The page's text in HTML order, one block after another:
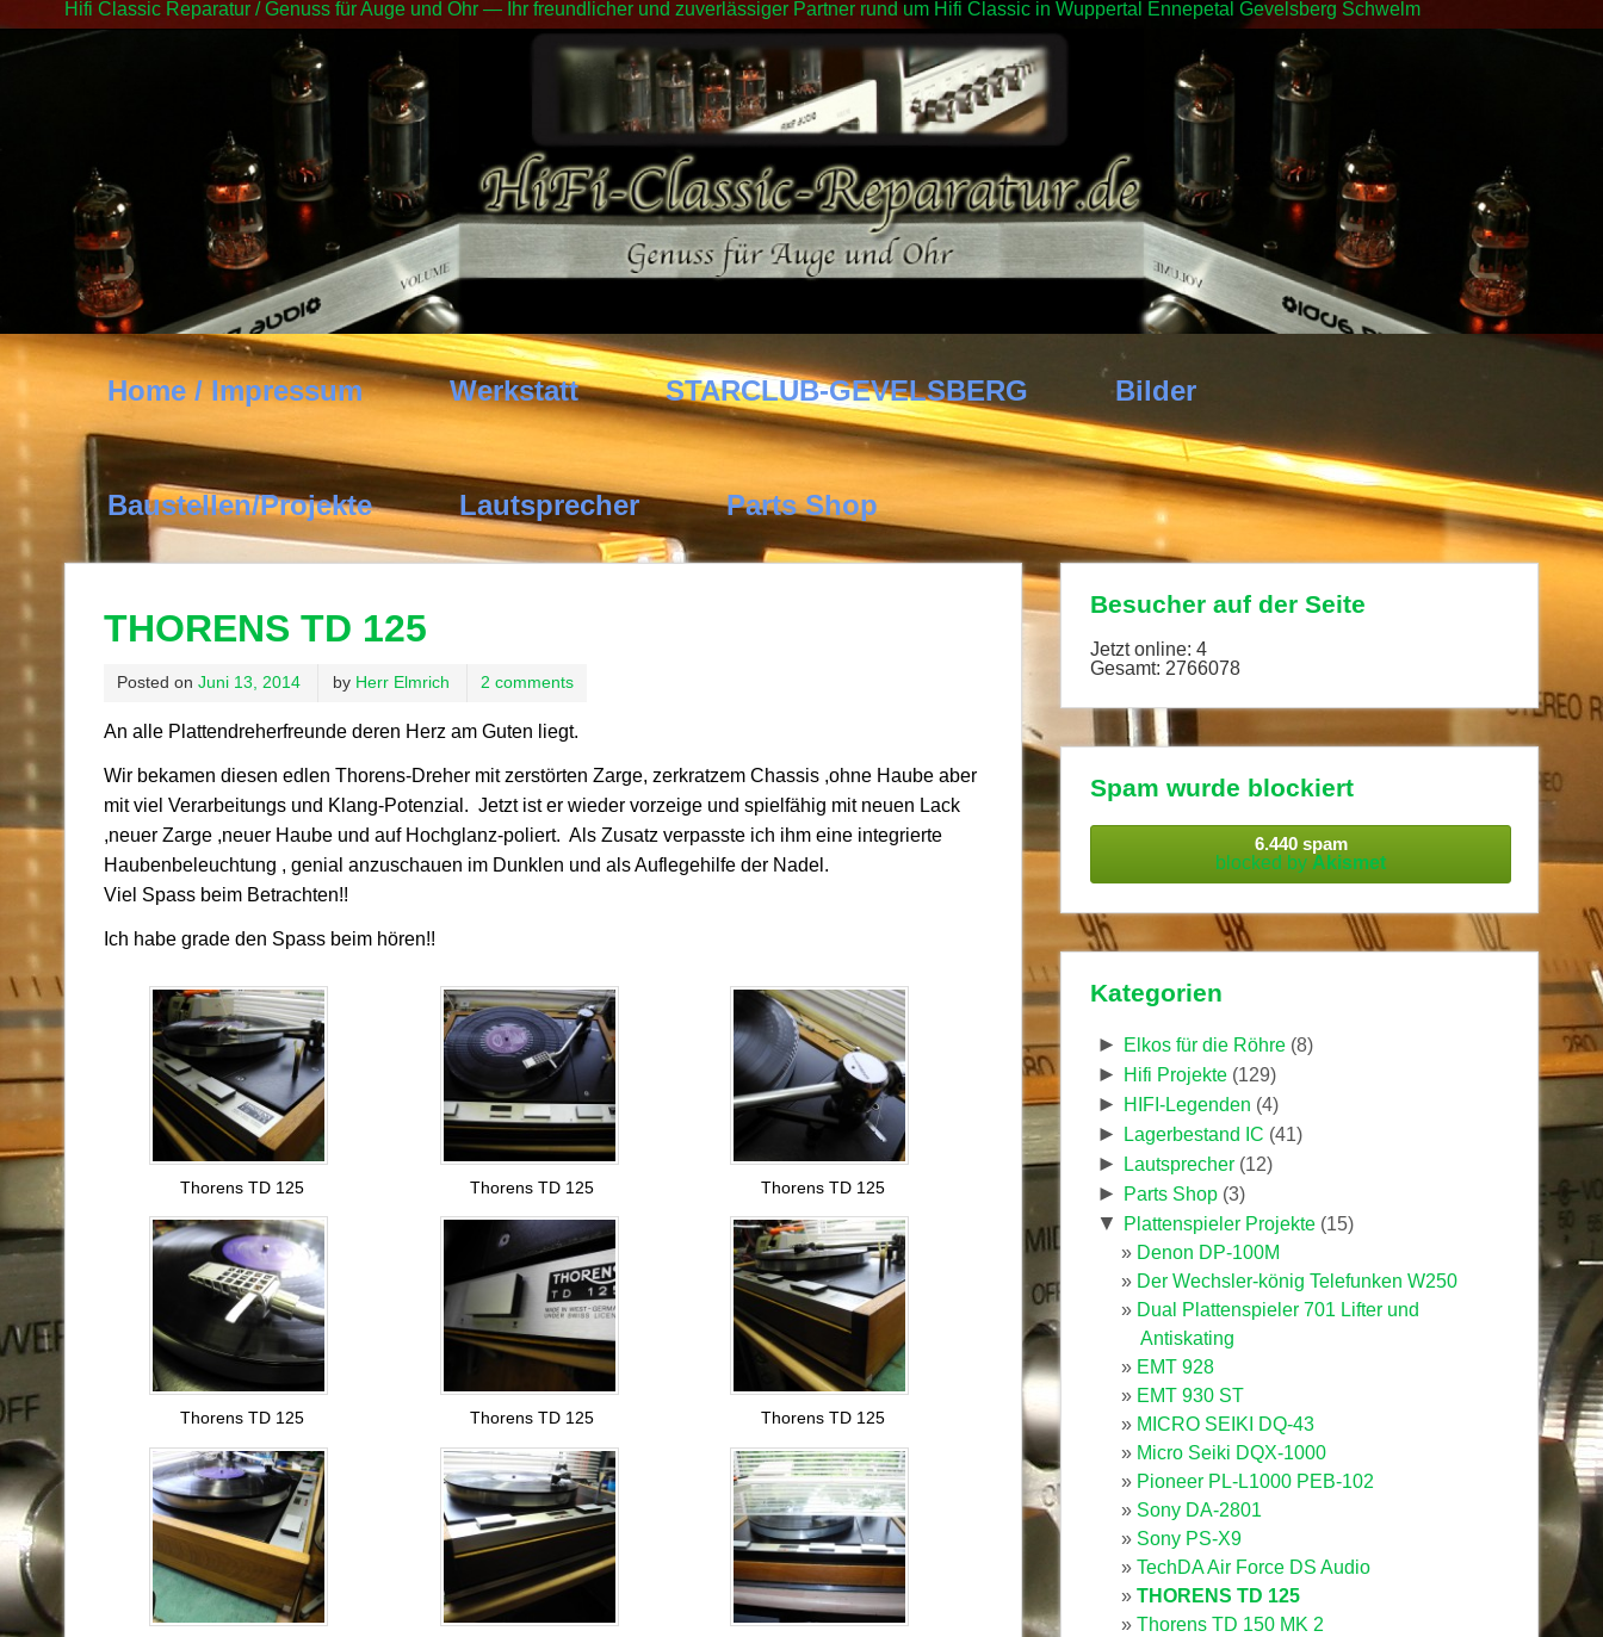
Hifi Classic Reparatur / Genuss für Auge und Ohr — Ihr freundlicher und zuverlässiger Partner rund um Hifi Classic in Wuppertal Ennepetal Gevelsberg Schwelm
Home / Impressum Werkstatt STARCLUB-GEVELSBERG Bilder
Baustellen/Projekte Lautsprecher Parts Shop
THORENS TD 125
Posted on Juni 13, 2014 by Herr Elmrich 2 comments
An alle Plattendreherfreunde deren Herz am Guten liegt.
Wir bekamen diesen edlen Thorens-Dreher mit zerstörten Zarge, zerkratzem Chassis ,ohne Haube aber
mit viel Verarbeitungs und Klang-Potenzial. Jetzt ist er wieder vorzeige und spielfähig mit neuen Lack
,neuer Zarge ,neuer Haube und auf Hochglanz-poliert. Als Zusatz verpasste ich ihm eine integrierte
Haubenbeleuchtung , genial anzuschauen im Dunklen und als Auflegehilfe der Nadel.
Viel Spass beim Betrachten!!
Ich habe grade den Spass beim hören!!
Thorens TD 125 Thorens TD 125 Thorens TD 125
Thorens TD 125 Thorens TD 125 Thorens TD 125
Besucher auf der Seite
Jetzt online: 4
Gesamt: 2766078
Spam wurde blockiert
6.440 spam
blocked by Akismet
Kategorien
► Elkos für die Röhre (8)
► Hifi Projekte (129)
► HIFI-Legenden (4)
► Lagerbestand IC (41)
► Lautsprecher (12)
► Parts Shop (3)
▼ Plattenspieler Projekte (15)
Denon DP-100M
Der Wechsler-könig Telefunken W250
Dual Plattenspieler 701 Lifter und
Antiskating
EMT 928
EMT 930 ST
MICRO SEIKI DQ-43
Micro Seiki DQX-1000
Pioneer PL-L1000 PEB-102
Sony DA-2801
Sony PS-X9
TechDA Air Force DS Audio
THORENS TD 125
Thorens TD 150 MK 2